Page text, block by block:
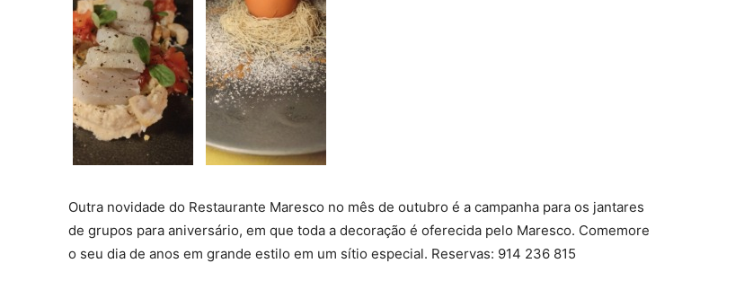
Outra novidade do Restaurante Maresco no mês de outubro é a campanha para os jantares
de grupos para aniversário, em que toda a decoração é oferecida pelo Maresco. Comemore
o seu dia de anos em grande estilo em um sítio especial. Reservas: 914 236 815